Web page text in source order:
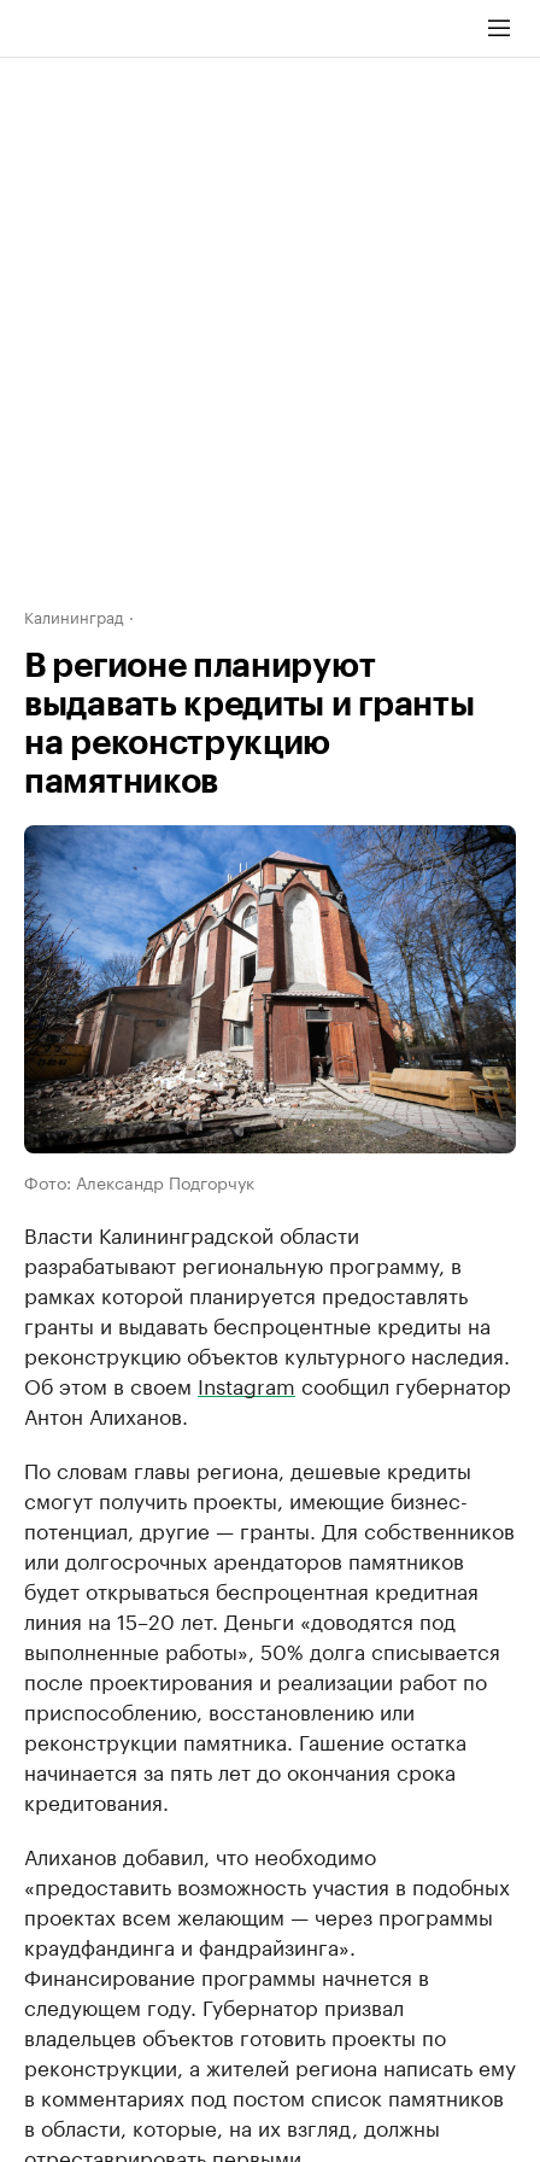
Калининград
В регионе планируют
выдавать кредиты и гранты
на реконструкцию
памятников
Фото: Александр Подгорчук
Власти Калининградской области
разрабатывают региональную программу, в
рамках которой планируется предоставлять
гранты и выдавать беспроцентные кредиты на
реконструкцию объектов культурного наследия.
Об этом в своем Instagram сообщил губернатор
Антон Алиханов.
По словам главы региона, дешевые кредиты
смогут получить проекты, имеющие бизнес-
потенциал, другие — гранты. Для собственников
или долгосрочных арендаторов памятников
будет открываться беспроцентная кредитная
линия на 15–20 лет. Деньги «доводятся под
выполненные работы», 50% долга списывается
после проектирования и реализации работ по
приспособлению, восстановлению или
реконструкции памятника. Гашение остатка
начинается за пять лет до окончания срока
кредитования.
Алиханов добавил, что необходимо
«предоставить возможность участия в подобных
проектах всем желающим — через программы
краудфандинга и фандрайзинга».
Финансирование программы начнется в
следующем году. Губернатор призвал
владельцев объектов готовить проекты по
реконструкции, а жителей региона написать ему
в комментариях под постом список памятников
в области, которые, на их взгляд, должны